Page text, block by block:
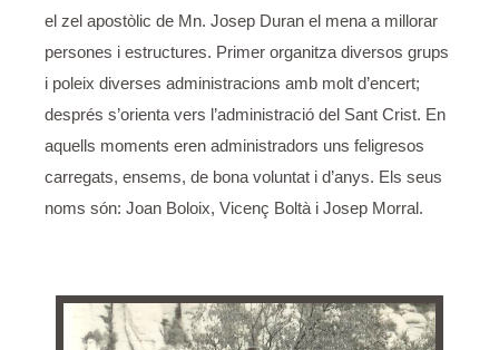
el zel apostòlic de Mn. Josep Duran el mena a millorar
persones i estructures. Primer organitza diversos grups
i poleix diverses administracions amb molt d’encert;
després s’orienta vers l’administració del Sant Crist. En
aquells moments eren administradors uns feligresos
carregats, ensems, de bona voluntat i d’anys. Els seus
noms són: Joan Boloix, Vicenç Boltà i Josep Morral.